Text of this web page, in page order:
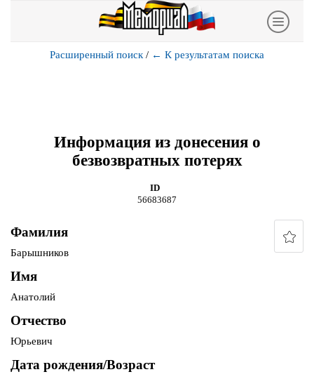
Расширенный поиск / ← К результатам поиска
Информация из донесения о
безвозвратных потерях
ID
56683687
Фамилия
Барышников
Имя
Анатолий
Отчество
Юрьевич
Дата рождения/Возраст